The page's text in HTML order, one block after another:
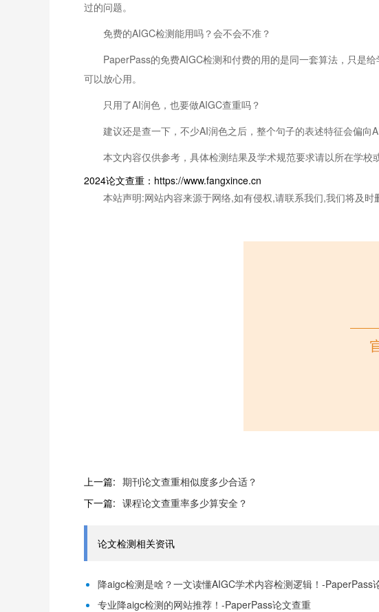
过的问题。
免费的AIGC检测能用吗？会不会不准？
PaperPass的免费AIGC检测和付费的用的是同一套算法，只是
可以放心用。
只用了AI润色，也要做AIGC查重吗？
建议还是查一下，不少AI润色之后，整个句子的表述特征会偏向
本文内容仅供参考，具体检测结果及学术规范要求请以所在学校
2024论文查重：https://www.fangxince.cn
本站声明:网站内容来源于网络,如有侵权,请联系我们,我们将及时
上一篇: 期刊论文查重相似度多少合适？
下一篇: 课程论文查重率多少算安全？
论文检测相关资讯
降aigc检测是啥？一文读懂AIGC学术内容检测逻辑！-PaperPass
专业降aigc检测的网站推荐！-PaperPass论文查重